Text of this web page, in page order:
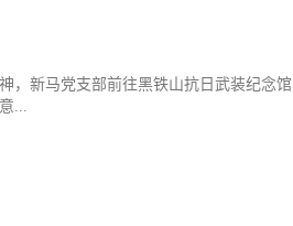
，新马党支部前往黑铁山抗日武装纪念
...